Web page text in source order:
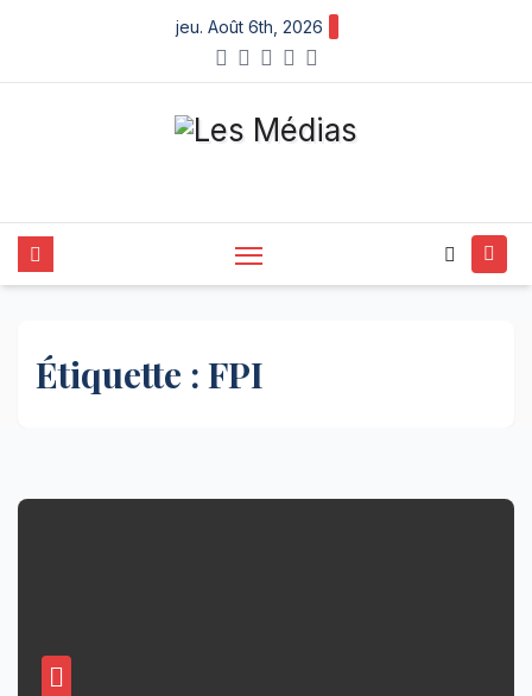
content
jeu. Août 6th, 2026
Étiquette : FPI